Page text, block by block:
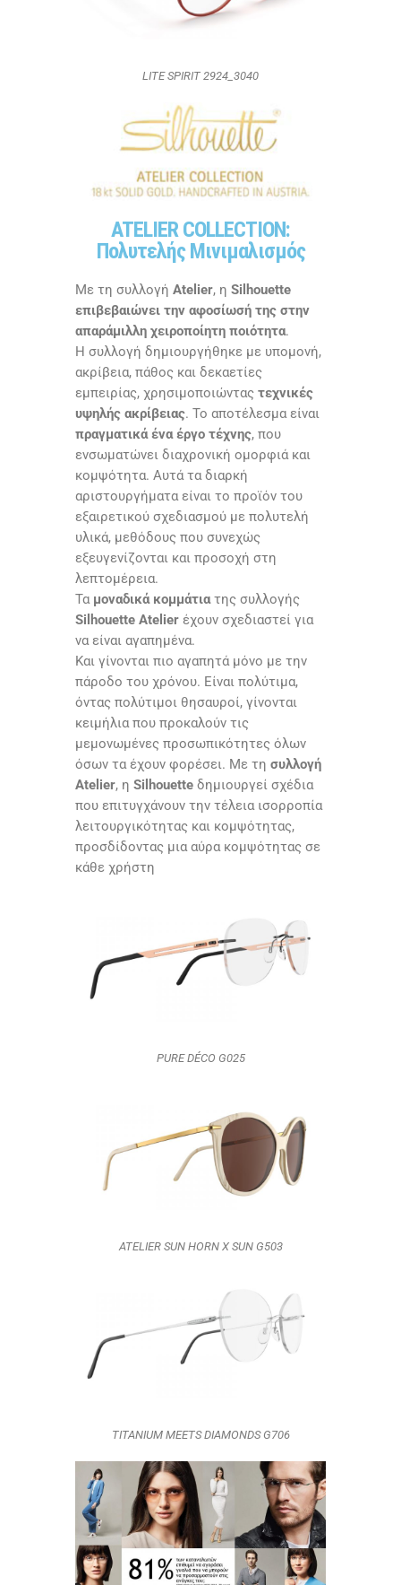
LITE SPIRIT 2924_3040
ATELIER COLLECTION:
Πολυτελής Μινιμαλισμός
Με τη συλλογή Atelier, η Silhouette
επιβεβαιώνει την αφοσίωσή της στην
απαράμιλλη χειροποίητη ποιότητα.
Η συλλογή δημιουργήθηκε με υπομονή,
ακρίβεια, πάθος και δεκαετίες
εμπειρίας, χρησιμοποιώντας τεχνικές
υψηλής ακρίβειας. Το αποτέλεσμα είναι
πραγματικά ένα έργο τέχνης, που
ενσωματώνει διαχρονική ομορφιά και
κομψότητα. Αυτά τα διαρκή
αριστουργήματα είναι το προϊόν του
εξαιρετικού σχεδιασμού με πολυτελή
υλικά, μεθόδους που συνεχώς
εξευγενίζονται και προσοχή στη
λεπτομέρεια.
Τα μοναδικά κομμάτιατης συλλογής
Silhouette Atelier έχουν σχεδιαστεί για
να είναι αγαπημένα.
Και γίνονται πιο αγαπητά μόνο με την
πάροδο του χρόνου. Είναι πολύτιμα,
όντας πολύτιμοι θησαυροί, γίνονται
κειμήλια που προκαλούν τις
μεμονωμένες προσωπικότητες όλων
όσων τα έχουν φορέσει. Με τη συλλογή
Atelier, η Silhouette δημιουργεί σχέδια
που επιτυγχάνουν την τέλεια ισορροπία
λειτουργικότητας και κομψότητας,
προσδίδοντας μια αύρα κομψότητας σε
κάθε χρήστη
PURE DÉCO G025
ATELIER SUN HORN X SUN G503
TITANIUM MEETS DIAMONDS G706